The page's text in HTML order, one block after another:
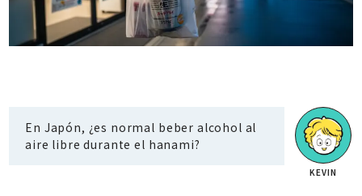
En Japón, ¿es normal beber alcohol al
aire libre durante el hanami?